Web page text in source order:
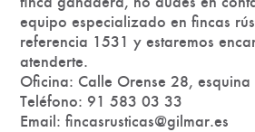
equipo especializado en fincas
referencia 1531 y estaremos
atenderte.
Oficina: Calle Orense 28, esquina
Teléfono: 91 583 03 33
Email: fincasrusticas@gilmar.es